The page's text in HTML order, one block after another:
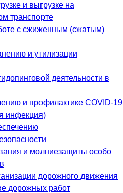
и выгрузке на
транспорте
с сжиженным (сжатым)
и утилизации
деятельности в
и профилактике COVID-19
инфекция)
и молниезащиты особо
дорожного движения
дорожных работ